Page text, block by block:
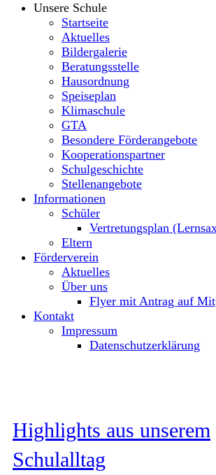
Unsere Schule
Startseite
Aktuelles
Bildergalerie
Beratungsstelle
Hausordnung
Speiseplan
Klimaschule
GTA
Besondere Förderangebote
Kooperationspartner
Schulgeschichte
Stellenangebote
Informationen
Schüler
Vertretungsplan
Eltern
Förderverein
Aktuelles
Über uns
Flyer mit Antrag auf
Kontakt
Impressum
Datenschutzerklärung
Highlights aus unserem
Schulalltag